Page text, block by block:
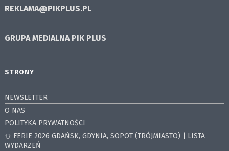
REKLAMA@PIKPLUS.PL
GRUPA MEDIALNA PIK PLUS
STRONY
NEWSLETTER
O NAS
POLITYKA PRYWATNOŚCI
⛄️ FERIE 2026 GDAŃSK, GDYNIA, SOPOT (TRÓJMIASTO) | LISTA
WYDARZEŃ